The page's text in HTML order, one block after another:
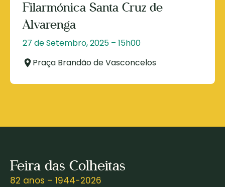
Filarmónica Santa Cruz de
Alvarenga
27 de Setembro, 2025 – 15h00
Praça Brandão de Vasconcelos
Feira das Colheitas
82 anos – 1944-2026